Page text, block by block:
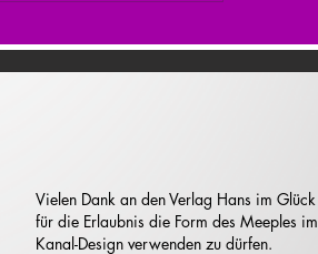
Vielen Dank an den Verlag Hans im Glück
für die Erlaubnis die Form des Meeples im
Kanal-Design verwenden zu dürfen.